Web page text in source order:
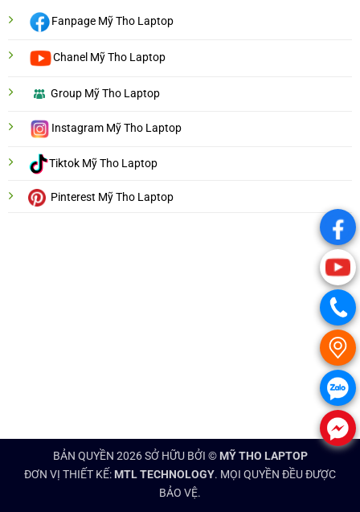
Fanpage Mỹ Tho Laptop
Chanel Mỹ Tho Laptop
Group Mỹ Tho Laptop
Instagram Mỹ Tho Laptop
Tiktok Mỹ Tho Laptop
Pinterest Mỹ Tho Laptop
BẢN QUYỀN 2026 SỞ HỮU BỞI © MỸ THO LAPTOP
ĐƠN VỊ THIẾT KẾ: MTL TECHNOLOGY. MỌI QUYỀN ĐỀU ĐƯỢC
BẢO VỆ.
.
.
.
.
.
.